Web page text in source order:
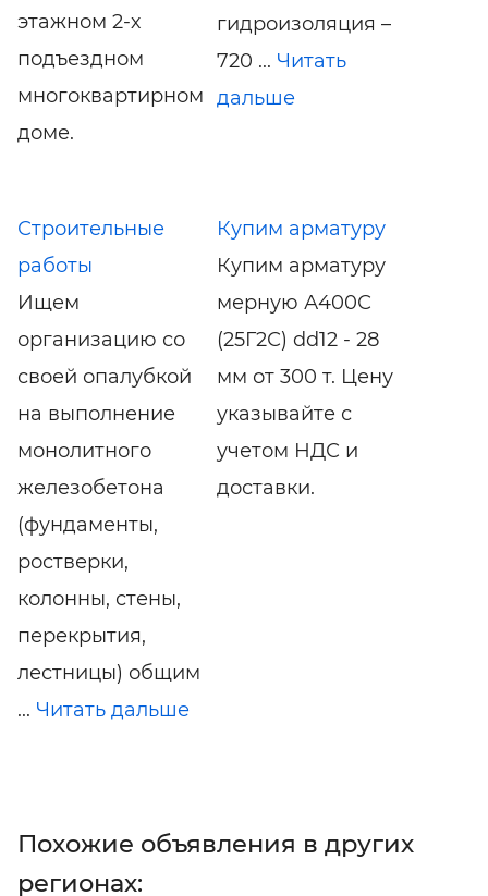
этажном 2-х
подъездном
многоквартирном
доме.
гидроизоляция –
720 ... Читать
дальше
Строительные
работы
Ищем
организацию со
своей опалубкой
на выполнение
монолитного
железобетона
(фундаменты,
ростверки,
колонны, стены,
перекрытия,
лестницы) общим
... Читать дальше
Купим арматуру
Купим арматуру
мерную А400С
(25Г2С) dd12 - 28
мм от 300 т. Цену
указывайте с
учетом НДС и
доставки.
Похожие объявления в других
регионах: